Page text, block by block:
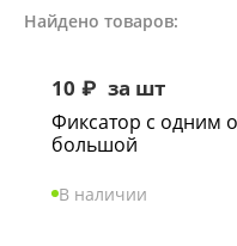
Найдено товаров:
10 ₽ за шт
Фиксатор с одним
большой
В наличии